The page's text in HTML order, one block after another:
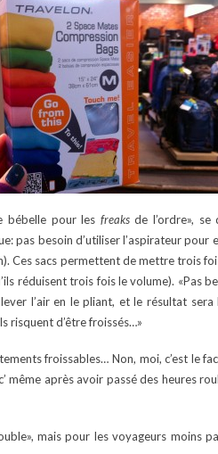
bébelle pour les freaksde l’ordre», se
pas besoin d’utiliser l’aspirateur pour
Ces sacs permettent de mettre trois
réduisent trois fois le volume). «Pas
l’air en le pliant, et le résultat
risquent d’être froissés…»
froissables… Non, moi, c’est le
après avoir passé des heures
mais pour les voyageurs moins